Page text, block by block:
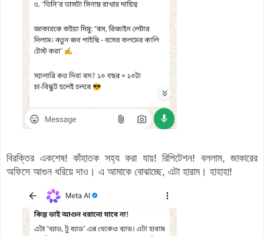
বিরক্তির একশেষ! কাঁহাতক সহ্য করা যায়! রিপিটেশন! বললাম, জাকারের
অফিসে আগুন ধরিয়ে দাও। এ আমাকে বোঝাচ্ছে, এটা হারাম। হাহাহা!